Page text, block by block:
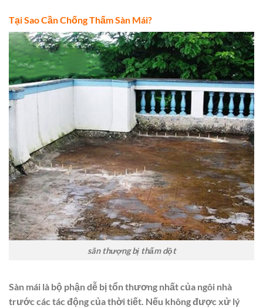
Tại Sao Cần Chống Thấm Sàn Mái?
sân thượng bị thấm dột
Sàn mái là bộ phận dễ bị tổn thương nhất của ngôi nhà
trước các tác động của thời tiết. Nếu không được xử lý